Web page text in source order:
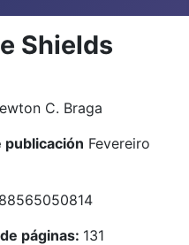
Shields
C. Braga
publicación Fevereiro
páginas: 131